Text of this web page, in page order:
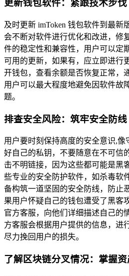
更新钱包软件：紧跟技术步伐
及时更新 imToken 钱包软件到最新
会不断对软件进行优化和改进，修
件的稳定性和兼容性，用户可以定
可用的更新，如果有，应立即进行
开钱包，查看余额是否恢复正常，
用户可以最大程度地避免因软件故
题。
排查安全风险：筑牢安全防线
用户要时刻保持高度的安全意识,像
好自己的私钥，不要随意在不可信
击不明链接，因为这些都可能是黑
些专业的安全防护软件，如杀毒软
备构筑一道坚固的安全防线，防止
果用户怀疑自己的钱包遭受了黑客
官方客服，向他们详细描述自己的
方客服会根据用户提供的信息，进
尽力挽回用户的损失。
了解区块链分叉情况：掌握